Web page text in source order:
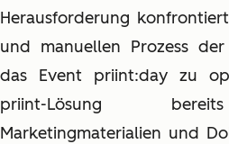
Herausforderung
und manuellen Prozess
das Event priint:day zu
priint-Lösung
Marketingmaterialien und